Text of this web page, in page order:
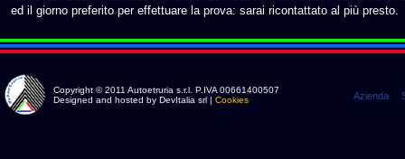
ed il giorno preferito per effettuare la prova: sarai ricontattato al più presto.
Copyright © 2011 Autoetruria s.r.l. P.IVA 00661400507
Designed and hosted by DevItalia srl | Cookies Azienda